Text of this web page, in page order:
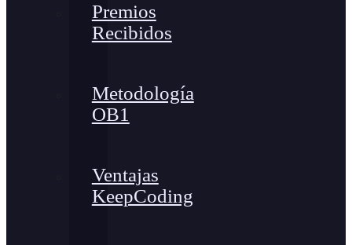
Premios
Recibidos
Metodología
OB1
Ventajas
KeepCoding